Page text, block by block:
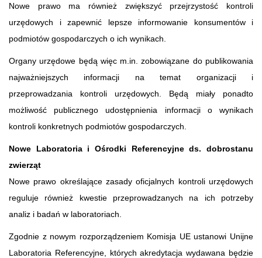
Nowe prawo ma również zwiększyć przejrzystość kontroli
urzędowych i zapewnić lepsze informowanie konsumentów i
podmiotów gospodarczych o ich wynikach.
Organy urzędowe będą więc m.in. zobowiązane do publikowania
najważniejszych informacji na temat organizacji i
przeprowadzania kontroli urzędowych. Będą miały ponadto
możliwość publicznego udostępnienia informacji o wynikach
kontroli konkretnych podmiotów gospodarczych.
Nowe Laboratoria i Ośrodki Referencyjne ds. dobrostanu
zwierząt
Nowe prawo określające zasady oficjalnych kontroli urzędowych
reguluje również kwestie przeprowadzanych na ich potrzeby
analiz i badań w laboratoriach.
Zgodnie z nowym rozporządzeniem Komisja UE ustanowi Unijne
Laboratoria Referencyjne, których akredytacja wydawana będzie